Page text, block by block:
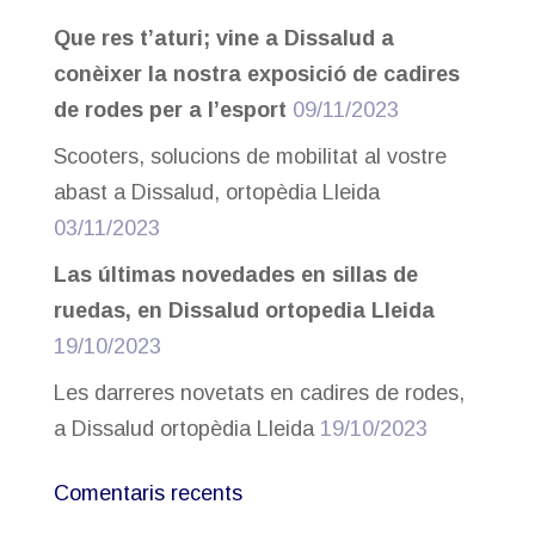
Que res t’aturi; vine a Dissalud a
conèixer la nostra exposició de cadires
de rodes per a l’esport 09/11/2023
Scooters, solucions de mobilitat al vostre
abast a Dissalud, ortopèdia Lleida
03/11/2023
Las últimas novedades en sillas de
ruedas, en Dissalud ortopedia Lleida
19/10/2023
Les darreres novetats en cadires de rodes,
a Dissalud ortopèdia Lleida 19/10/2023
Comentaris recents